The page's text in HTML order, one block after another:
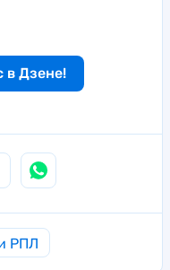
в Дзене!
РПЛ